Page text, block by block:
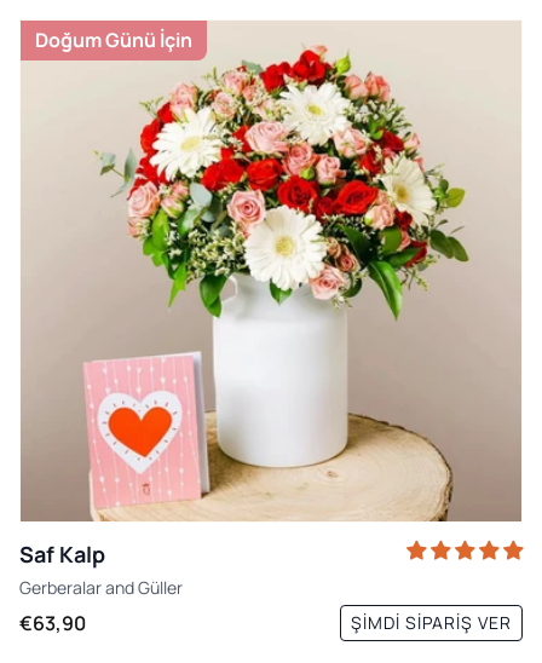
Doğum Günü İçin
Saf Kalp
GerberalarandGüller
€63,90 ŞIMDI SIPARIŞ VER